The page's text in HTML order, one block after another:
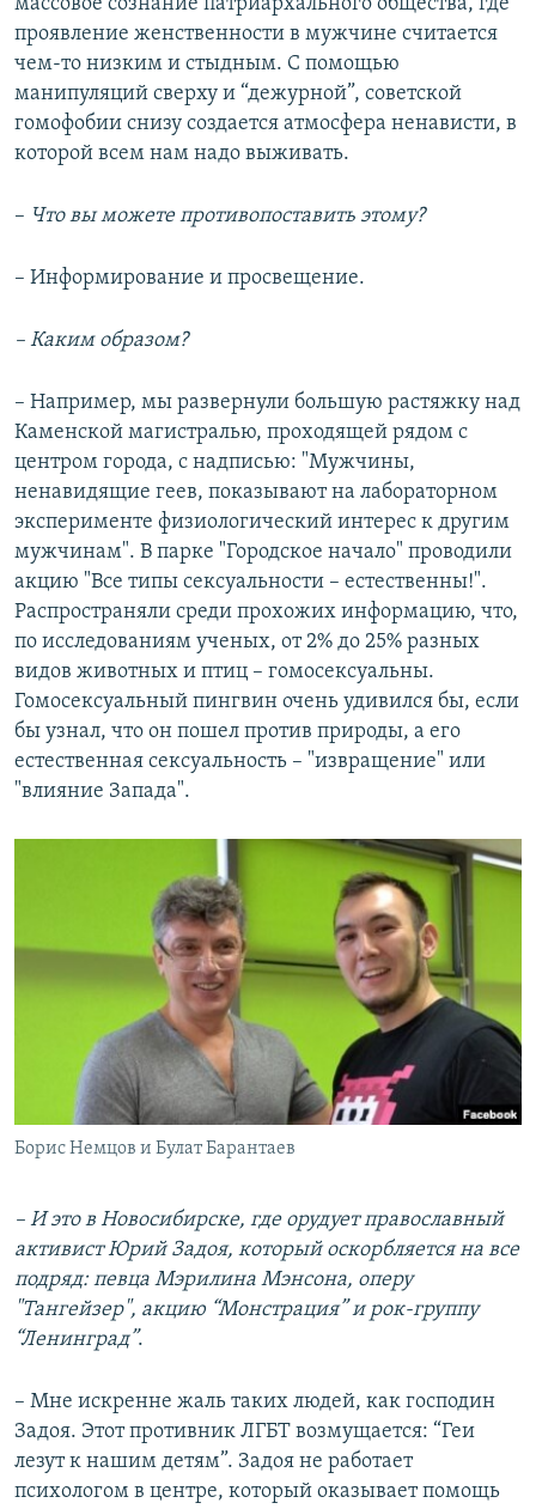
массовое сознание патриархального общества, где
проявление женственности в мужчине считается
чем-то низким и стыдным. С помощью
манипуляций сверху и “дежурной”, советской
гомофобии снизу создается атмосфера ненависти, в
которой всем нам надо выживать.
– Что вы можете противопоставить этому?
– Информирование и просвещение.
– Каким образом?
– Например, мы развернули большую растяжку над
Каменской магистралью, проходящей рядом с
центром города, с надписью: "Мужчины,
ненавидящие геев, показывают на лабораторном
эксперименте физиологический интерес к другим
мужчинам". В парке "Городское начало" проводили
акцию "Все типы сексуальности – естественны!".
Распространяли среди прохожих информацию, что,
по исследованиям ученых, от 2% до 25% разных
видов животных и птиц – гомосексуальны.
Гомосексуальный пингвин очень удивился бы, если
бы узнал, что он пошел против природы, а его
естественная сексуальность – "извращение" или
"влияние Запада".
Борис Немцов и Булат Барантаев
– И это в Новосибирске, где орудует православный
активист Юрий Задоя, который оскорбляется на все
подряд: певца Мэрилина Мэнсона, оперу
"Тангейзер", акцию “Монстрация” и рок-группу
“Ленинград”.
– Мне искренне жаль таких людей, как господин
Задоя. Этот противник ЛГБТ возмущается: “Геи
лезут к нашим детям”. Задоя не работает
психологом в центре, который оказывает помощь